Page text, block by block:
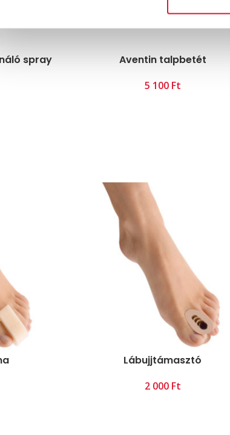
spray Aventin talpbetét
Ft
Lábujjtámasztó
Ft